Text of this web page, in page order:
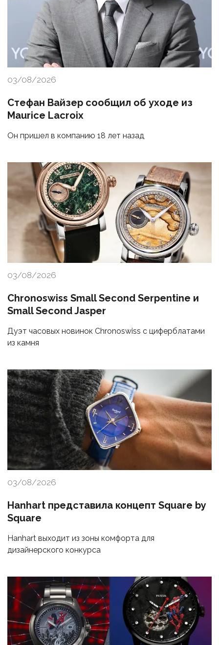
03/08/2026
Стефан Вайзер сообщил об уходе из
Maurice Lacroix
Он пришел в компанию 18 лет назад
03/08/2026
Chronoswiss Small Second Serpentine и
Small Second Jasper
Дуэт часовых новинок Chronoswiss с циферблатами
из камня
03/08/2026
Hanhart представила концепт Square by
Square
Hanhart выходит из зоны комфорта для
дизайнерского конкурса